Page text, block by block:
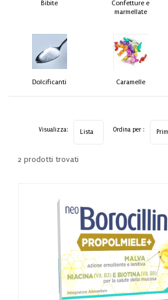
Bibite
Confetture e
marmellate
Dolcificanti Caramelle
2 prodotti trovati
Visualizza: Ordina per :